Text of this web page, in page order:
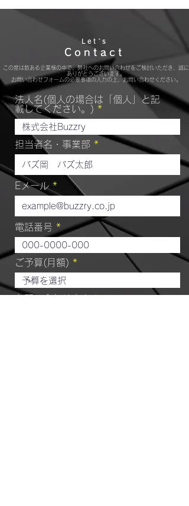
Let`s
Contact
この度は数ある企業様の中で、弊社へのお問い合わせをご検討いただき、誠に
ありがとうございます。
​お問い合わせフォームの必要事項の入力の上、お問い合わせください。​
法人名(個人の場合は「個人」と記
載してください。)
担当者名・事業部
Eメール
電話番号
ご予算(月額)